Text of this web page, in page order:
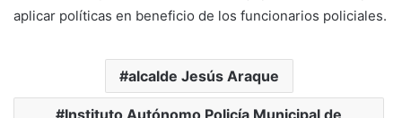
aplicar políticas en beneficio de los funcionarios policiales.
alcalde Jesús Araque
Instituto Autónomo Policía Municipal de